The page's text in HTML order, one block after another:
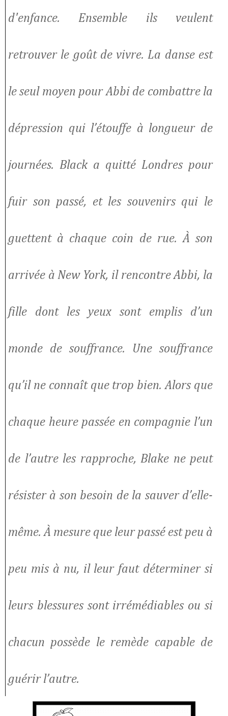
d'enfance. Ensemble ils veulent
retrouver le goût de vivre. La danse est
le seul moyen pour Abbi de combattre la
dépression qui l’étouffe à longueur de
journées. Black a quitté Londres pour
fuir son passé, et les souvenirs qui le
guettent à chaque coin de rue. À son
arrivée à New York, il rencontre Abbi, la
fille dont les yeux sont emplis d’un
monde de souffrance. Une souffrance
qu’il ne connaît que trop bien. Alors que
chaque heure passée en compagnie l’un
de l’autre les rapproche, Blake ne peut
résister à son besoin de la sauver d’elle-
même. À mesure que leur passé est peu à
peu mis à nu, il leur faut déterminer si
leurs blessures sont irrémédiables ou si
chacun possède le remède capable de
guérir l’autre.